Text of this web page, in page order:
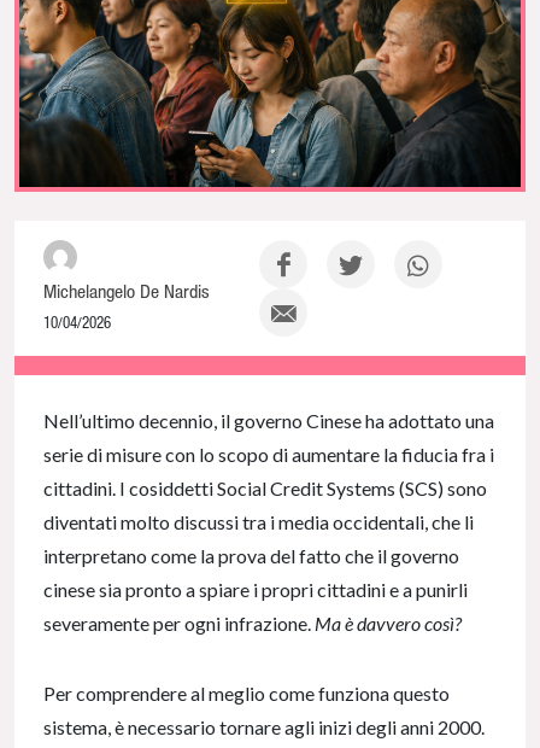
Michelangelo De Nardis
10/04/2026
NaN% Complete
Nell’ultimo decennio, il governo Cinese ha adottato una
serie di misure con lo scopo di aumentare la fiducia fra i
cittadini. I cosiddetti Social Credit Systems (SCS) sono
diventati molto discussi tra i media occidentali, che li
interpretano come la prova del fatto che il governo
cinese sia pronto a spiare i propri cittadini e a punirli
severamente per ogni infrazione. Ma è davvero così?
Per comprendere al meglio come funziona questo
sistema, è necessario tornare agli inizi degli anni 2000.